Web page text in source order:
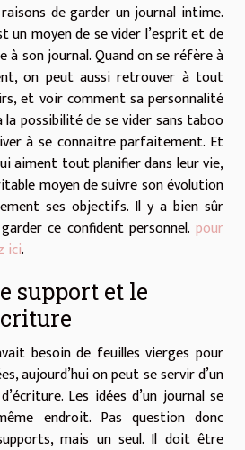
de garder un journal intime.
un moyen de se vider l’esprit et de
son journal. Quand on se réfère à
on peut aussi retrouver à tout
et voir comment sa personnalité
la possibilité de se vider sans taboo
à se connaitre parfaitement. Et
aiment tout planifier dans leur vie,
moyen de suivre son évolution
ses objectifs. Il y a bien sûr
ce confident personnel. pour
ici.
support et le
besoin de feuilles vierges pour
aujourd’hui on peut se servir d’un
Les idées d’un journal se
endroit. Pas question donc
mais un seul. Il doit être